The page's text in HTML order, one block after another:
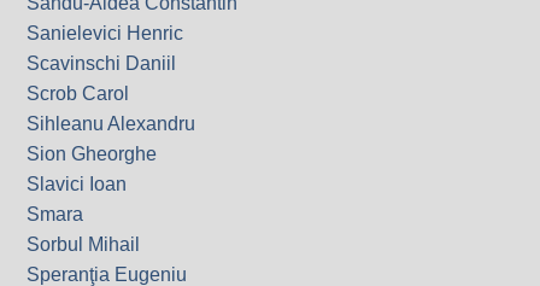
Sanielevici Henric
Scavinschi Daniil
Scrob Carol
Sihleanu Alexandru
Sion Gheorghe
Slavici Ioan
Smara
Sorbul Mihail
Speranţia Eugeniu